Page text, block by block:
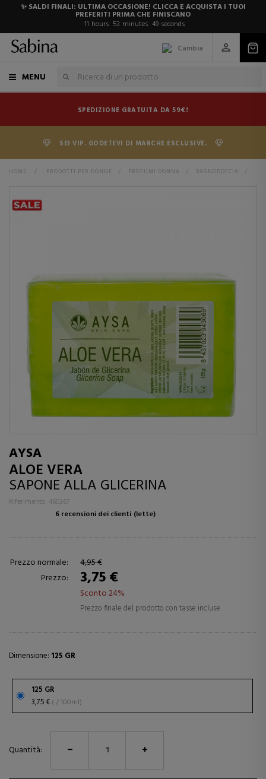
✨ SALDI FINALI: ULTIMA OCCASIONE! CLICCA E ACQUISTA I TUOI
PREFERITI PRIMA CHE FINISCANO
11 hours 53 minutes 48 seconds
Cambia
MENU
SPEDIZIONE GRATUITA DA 59€!
SEI VIP. GODETEVI DI MARCHE ESCLUSIVE.
HOME > PRODOTTI PER DONNE > PROFUMI DONNA > BAGNODOCCIA >
AYSA
ALOE VERA
SAPONE ALLA GLICERINA
Riferimento: 460367
6 recensioni dei clienti (lette)
Prezzo normale:
4,95 €
Prezzo:
3,75 €
Sconto 24%
Prezzo finale del prodotto con tasse incluse
Dimensione: 125 GR
125 GR
3,75 € ( / 100ml)
Quantità: